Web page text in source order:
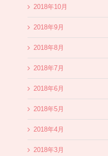
2018年10月
2018年9月
2018年8月
2018年7月
2018年6月
2018年5月
2018年4月
2018年3月